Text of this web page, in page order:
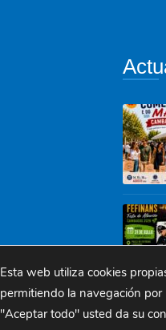
Esta web utiliza cookies
permitiendo la navegación
"Aceptar todo" usted da su